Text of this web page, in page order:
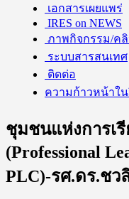
เอกสารเผยแพร่
IRES on NEWS
ภาพกิจกรรม/ค
ระบบสารสนเทศ
ติดต่อ
ความก้าวหน้าใ
ชุมชนแห่งการเ
(Professional
PLC)-รศ.ดร.ชว